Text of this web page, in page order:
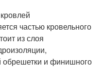
частью кровельного
из слоя
обрешетки и финишного